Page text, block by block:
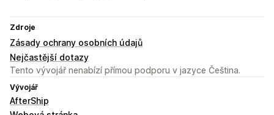
Zdroje
Zásady ochrany osobních údajů
Nejčastější dotazy
Tento vývojář nenabízí přímou podporu v jazyce Čeština.
Vývojář
AfterShip